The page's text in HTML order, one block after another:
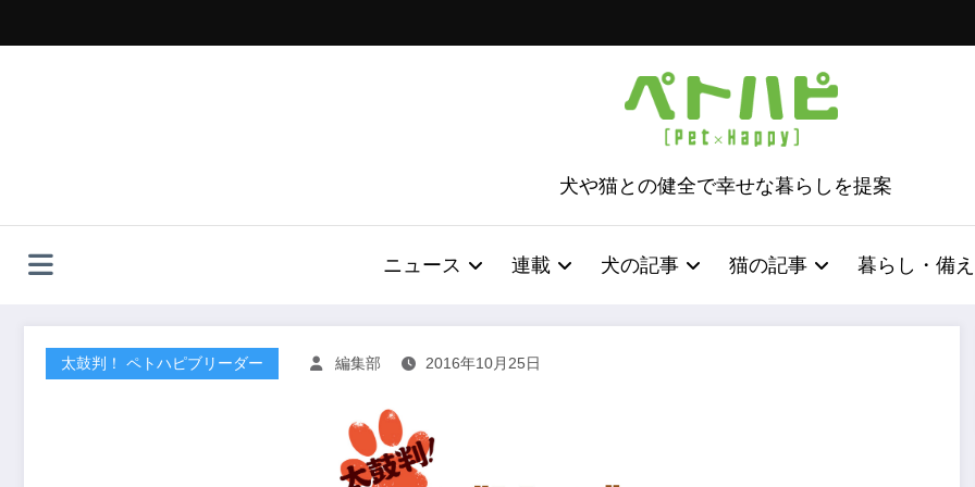
ッ
犬や猫との健全で幸せな暮らしを提案
ニュース 連載 犬の記事 猫の記事 暮らし・備え
太鼓判！ ペトハピブリーダー 編集部 2016年10月25日